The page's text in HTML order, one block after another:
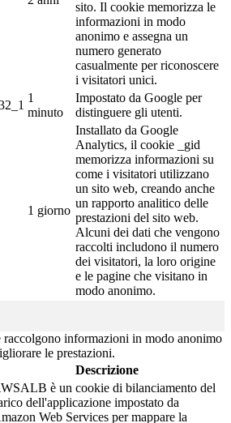
sito. Il cookie memorizza le
informazioni in modo
anonimo e assegna un
numero generato
casualmente per riconoscere
i visitatori unici.
1
minuto
Impostato da Google per
distinguere gli utenti.
1 giorno
Installato da Google
Analytics, il cookie _gid
memorizza informazioni su
come i visitatori utilizzano
un sito web, creando anche
un rapporto analitico delle
prestazioni del sito web.
Alcuni dei dati che vengono
raccolti includono il numero
dei visitatori, la loro origine
e le pagine che visitano in
modo anonimo.
raccolgono informazioni in modo anonimo
le prestazioni.
Descrizione
è un cookie di bilanciamento del
dell'applicazione impostato da
Web Services per mappare la